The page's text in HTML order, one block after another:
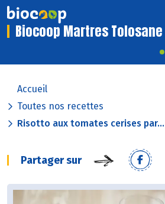
Biocoop Martres Tolosane
Accueil
Toutes nos recettes
Risotto aux tomates cerises par...
Partager sur